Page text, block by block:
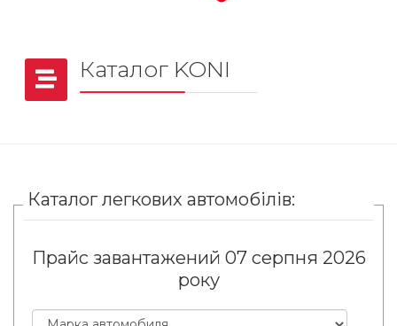
Каталог KONI
Каталог легкових автомобілів:
Прайс завантажений 07 серпня 2026
року